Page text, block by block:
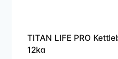
TITAN LIFE PRO
12kg